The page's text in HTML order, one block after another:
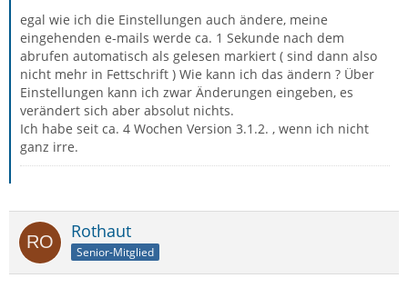
egal wie ich die Einstellungen auch ändere, meine
eingehenden e-mails werde ca. 1 Sekunde nach dem
abrufen automatisch als gelesen markiert ( sind dann also
nicht mehr in Fettschrift ) Wie kann ich das ändern ? Über
Einstellungen kann ich zwar Änderungen eingeben, es
verändert sich aber absolut nichts.
Ich habe seit ca. 4 Wochen Version 3.1.2. , wenn ich nicht
ganz irre.
Rothaut
Senior-Mitglied